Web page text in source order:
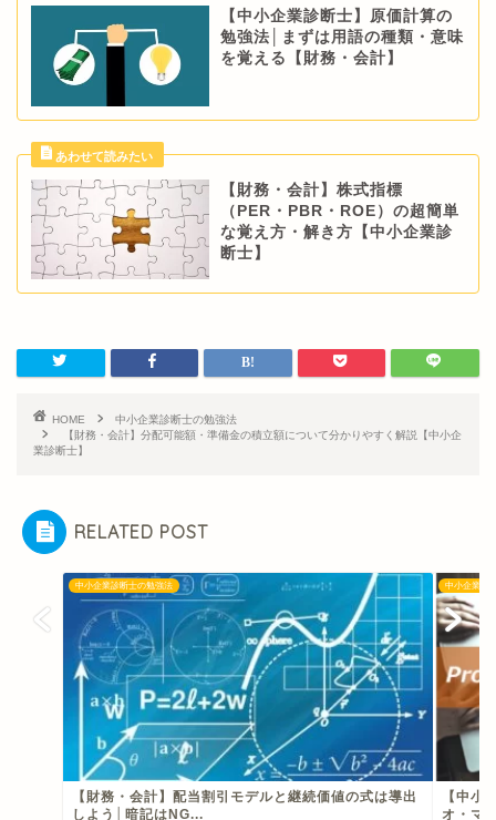
【中小企業診断士】原価計算の
勉強法│まずは用語の種類・意味
を覚える【財務・会計】
【財務・会計】株式指標
（PER・PBR・ROE）の超簡単
な覚え方・解き方【中小企業診
断士】
HOME
中小企業診断士の勉強法
【財務・会計】分配可能額・準備金の積立額について分かりやすく解説【中小企
業診断士】
RELATED POST
中小企業診断士の勉強法
【財務・会計】配当割引モデルと継続価値の式は導出
しよう│暗記はNG...
中小企業診
【中小
オ・マ